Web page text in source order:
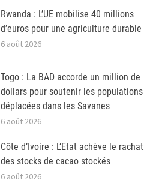
Rwanda : L’UE mobilise 40 millions
d’euros pour une agriculture durable
6 août 2026
Togo : La BAD accorde un million de
dollars pour soutenir les populations
déplacées dans les Savanes
6 août 2026
Côte d’Ivoire : L’Etat achève le rachat
des stocks de cacao stockés
6 août 2026